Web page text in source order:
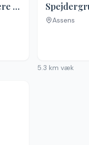
Shelterplads med tre sheltere - FDF Tommerup St.
Assens
5.3 km væk